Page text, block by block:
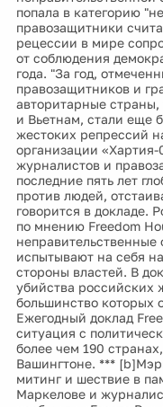
попала в категорию
правозащитники
рецессии в мире
от соблюдения
года. "За год,
правозащитников и
авторитарные
и Вьетнам, стали еще
жестоких репрессий
организации
журналистов и
последние пять лет
против людей,
говорится в докладе.
по мнению Freedom
испытывают на себя
стороны властей. В
убийства российских
большинство которых
Ежегодный доклад
ситуация с
более чем 190
Вашингтоне. ***
митинг и шествие в
Маркелове и